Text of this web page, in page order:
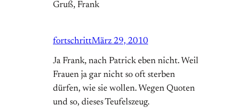
Gruß, Frank
fortschrittMärz 29, 2010
Ja Frank, nach Patrick eben nicht. Weil
Frauen ja gar nicht so oft sterben
dürfen, wie sie wollen. Wegen Quoten
und so, dieses Teufelszeug.